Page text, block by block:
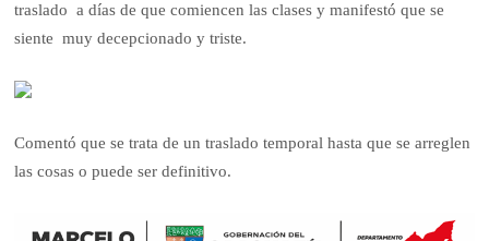
traslado a días de que comiencen las clases y manifestó que se
siente muy decepcionado y triste.
Comentó que se trata de un traslado temporal hasta que se arreglen
las cosas o puede ser definitivo.